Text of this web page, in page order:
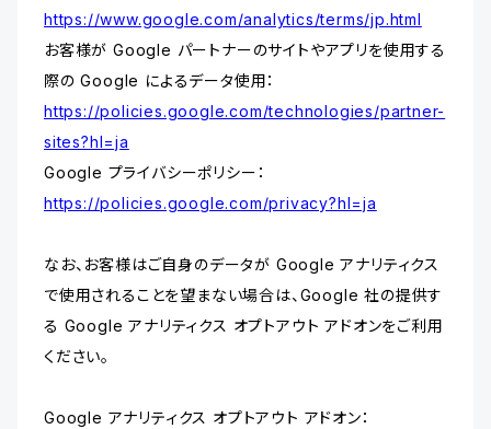
https://www.google.com/analytics/terms/jp.html
お客様が Google パートナーのサイトやアプリを使用する
際の Google によるデータ使用：
https://policies.google.com/technologies/partner-
sites?hl=ja
Google プライバシーポリシー：
https://policies.google.com/privacy?hl=ja
なお、お客様はご自身のデータが Google アナリティクス
で使用されることを望まない場合は、Google 社の提供す
る Google アナリティクス オプトアウト アドオンをご利用
ください。
Google アナリティクス オプトアウト アドオン：